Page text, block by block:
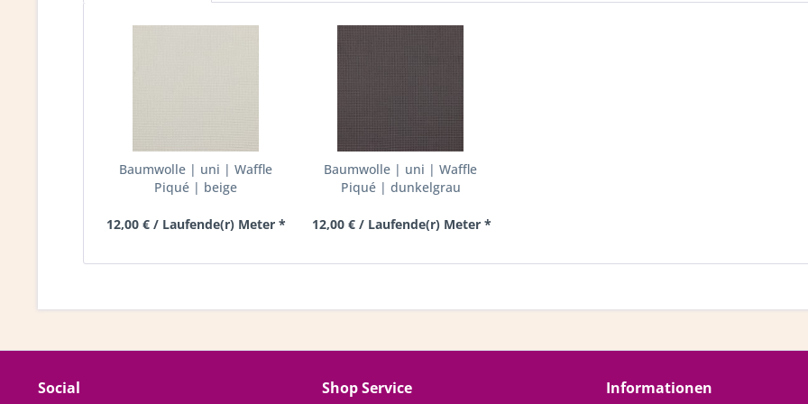
Baumwolle | uni | Waffle
Piqué | beige
12,00 € / Laufende(r) Meter *
Baumwolle | uni | Waffle
Piqué | dunkelgrau
12,00 € / Laufende(r) Meter *
Social Shop Service Informationen